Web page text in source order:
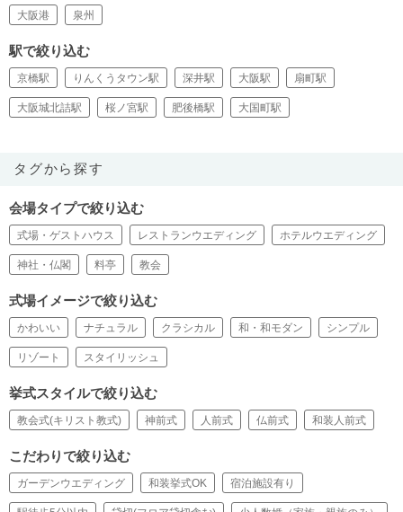
大阪港 泉州
駅で絞り込む
京橋駅 りんくうタウン駅 深井駅 大阪駅 扇町駅
大阪城北詰駅 桜ノ宮駅 肥後橋駅 大国町駅
タグから探す
会場タイプで絞り込む
式場・ゲストハウス レストランウエディング ホテルウエディング
神社・仏閣 料亭 教会
式場イメージで絞り込む
かわいい ナチュラル クラシカル 和・和モダン シンプル
リゾート スタイリッシュ
挙式スタイルで絞り込む
教会式(キリスト教式) 神前式 人前式 仏前式 和装人前式
こだわりで絞り込む
ガーデンウエディング 和装挙式OK 宿泊施設有り